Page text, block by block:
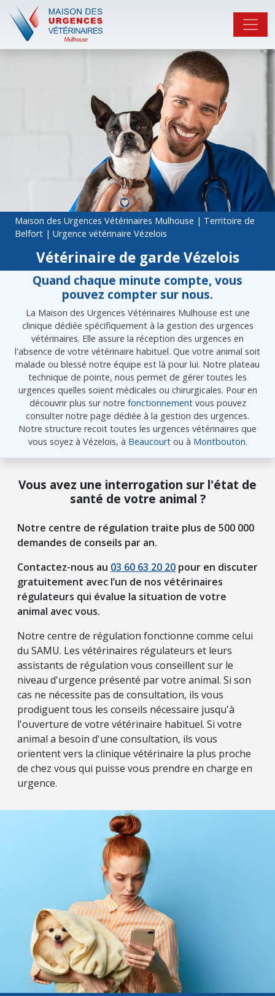
Maison des Urgences Vétérinaires Mulhouse | Territoire de
Belfort | Urgence vétérinaire Vézelois
Vétérinaire de garde Vézelois
Quand chaque minute compte, vous
pouvez compter sur nous.
La Maison des Urgences Vétérinaires Mulhouse est une
clinique dédiée spécifiquement à la gestion des urgences
vétérinaires. Elle assure la réception des urgences en
l'absence de votre vétérinaire habituel. Que votre animal soit
malade ou blessé notre équipe est là pour lui. Notre plateau
technique de pointe, nous permet de gérer toutes les
urgences quelles soient médicales ou chirurgicales. Pour en
découvrir plus sur notre fonctionnementvous pouvez
consulter notre page dédiée à la gestion des urgences.
Notre structure recoit toutes les urgences vétérinaires que
vous soyez à Vézelois, à Beaucourtou à Montbouton.
Vous avez une interrogation sur l'état de
santé de votre animal ?
Notre centre de régulation traite plus de 500 000
demandes de conseils par an.
Contactez-nous au 03 60 63 20 20 pour en discuter
gratuitement avec l’un de nos vétérinaires
régulateurs qui évalue la situation de votre
animal avec vous.
Notre centre de régulation fonctionne comme celui
du SAMU. Les vétérinaires régulateurs et leurs
assistants de régulation vous conseillent sur le
niveau d'urgence présenté par votre animal. Si son
cas ne nécessite pas de consultation, ils vous
prodiguent tous les conseils nécessaire jusqu'à
l'ouverture de votre vétérinaire habituel. Si votre
animal a besoin d'une consultation, ils vous
orientent vers la clinique vétérinaire la plus proche
de chez vous qui puisse vous prendre en charge en
urgence.